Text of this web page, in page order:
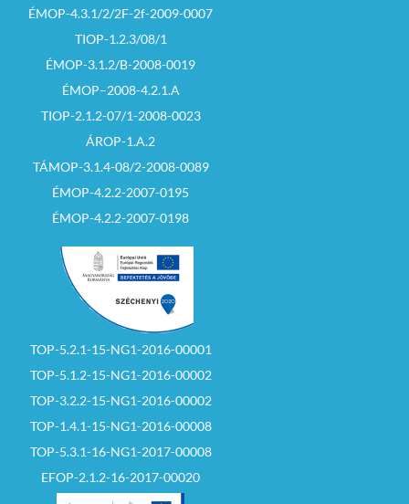
1000óra
eredményéről
történő értesítés:
a bontást követő,
Képviselő
testületi döntés
meghozatala után,
belül, írásban
történik.
Pályázat tartalma:
pályázó neve
(születési neve),
aláírása anyja
születési hely, idő
adóazonosító jel
(jogi személy, vagy
jogi
nem rendelkező
szervezet esetén a
nyilvántartási
száma)
bankszámlaszám
a megvásárolni
ÉMOP-4.3.1/2/2F-2f-2009-0007
TIOP-1.2.3/08/1
ÉMOP-3.1.2/B-2008-0019
ÉMOP–2008-4.2.1.A
TIOP-2.1.2-07/1-2008-0023
ÁROP-1.A.2
TÁMOP-3.1.4-08/2-2008-0089
ÉMOP-4.2.2-2007-0195
ÉMOP-4.2.2-2007-0198
TOP-5.2.1-15-NG1-2016-00001
TOP-5.1.2-15-NG1-2016-00002
TOP-3.2.2-15-NG1-2016-00002
TOP-1.4.1-15-NG1-2016-00008
TOP-5.3.1-16-NG1-2017-00008
EFOP-2.1.2-16-2017-00020